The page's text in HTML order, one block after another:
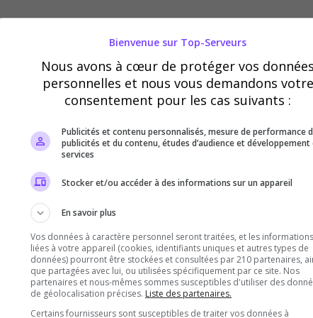
Cette étape nous aide à lutter contre les votes
Bienvenue sur Top-Serveurs
Nous avons à cœur de protéger vos données
personnelles et nous vous demandons votre
consentement pour les cas suivants :
Publicités et contenu personnalisés, mesure de performance
publicités et du contenu, études d’audience et développement
services
Stocker et/ou accéder à des informations sur un appareil
En savoir plus
Vos données à caractère personnel seront traitées, et les informations
liées à votre appareil (cookies, identifiants uniques et autres types de
données) pourront être stockées et consultées par 210 partenaires,
que partagées avec lui, ou utilisées spécifiquement par ce site. Nos
partenaires et nous-mêmes sommes susceptibles d'utiliser des
de géolocalisation précises. Liste des partenaires.
Certains fournisseurs sont susceptibles de traiter vos données à